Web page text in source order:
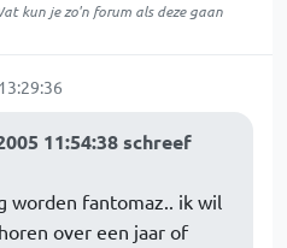
kun je zo'n forum als deze gaan
11:54:38 schreef
worden fantomaz.. ik wil
over een jaar of